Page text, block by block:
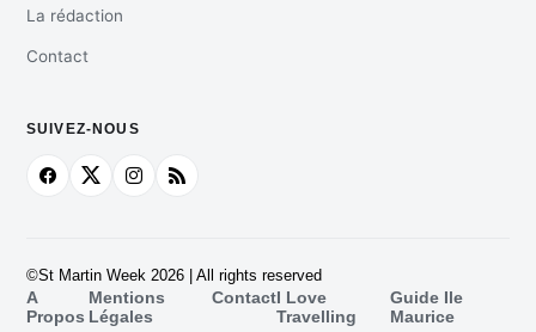
La rédaction
Contact
SUIVEZ-NOUS
©St Martin Week 2026 | All rights reserved
A
Propos
Mentions
Légales
ContactI Love
Travelling
Guide Ile
Maurice